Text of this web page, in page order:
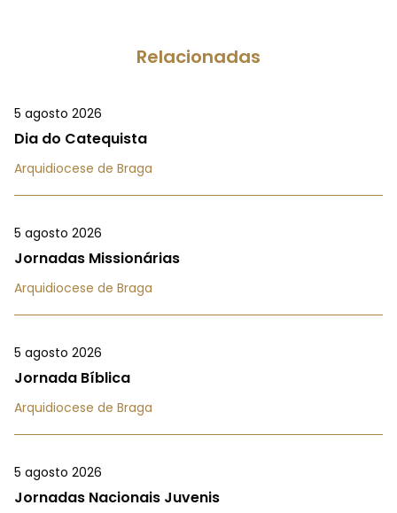
Relacionadas
5 agosto 2026
Dia do Catequista
Arquidiocese de Braga
5 agosto 2026
Jornadas Missionárias
Arquidiocese de Braga
5 agosto 2026
Jornada Bíblica
Arquidiocese de Braga
5 agosto 2026
Jornadas Nacionais Juvenis